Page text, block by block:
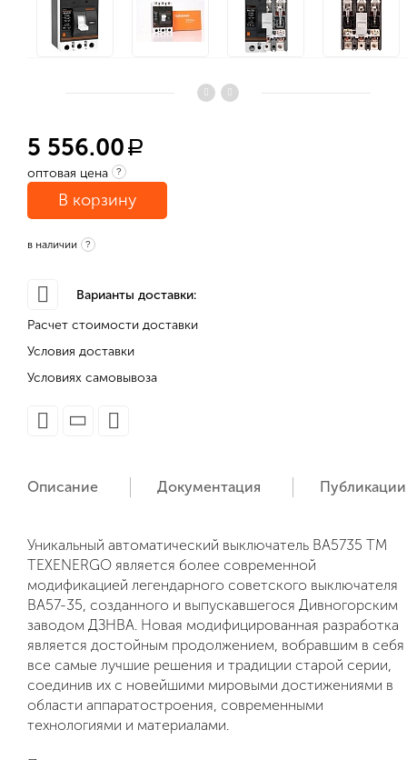
5 556.00 a
оптовая цена ?
В корзину
в наличии ?
Варианты доставки:
Расчет стоимости доставки
Условия доставки
Условиях самовывоза
Описание Документация Публикации
Уникальный автоматический выключатель ВА5735 ТМ
TEXENERGO является более современной
модификацией легендарного советского выключателя
ВА57-35, созданного и выпускавшегося Дивногорским
заводом ДЗНВА. Новая модифицированная разработка
является достойным продолжением, вобравшим в себя
все самые лучшие решения и традиции старой серии,
соединив их с новейшими мировыми достижениями в
области аппаратостроения, современными
технологиями и материалами.